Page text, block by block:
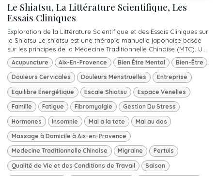
Le Shiatsu, La Littérature Scientifique, Les
Essais Cliniques
Exploration de la Littérature Scientifique et des Essais Cliniques sur
le Shiatsu Le shiatsu est une thérapie manuelle japonaise basée
sur les principes de la Médecine Traditionnelle Chinoise (MTC). U...
Acupuncture Aix-En-Provence Bien Être Mental Bien-Être
Douleurs Cervicales Douleurs Menstruelles Entreprise
Equilibre Énergétique Escale Shiatsu Espace Venelles
Famille Fatigue Fibromyalgie Gestion Du Stress
Hormones Insomnie Mal a la tete Mal au dos
Massage à Domicile à Aix-en-Provence
Medecine Traditionnelle Chinoise Migraine Pertuis
Qualité de Vie et des Conditions de Travail Saison